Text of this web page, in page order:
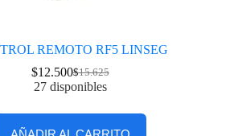
REMOTO RF5 LINSEG
$15.625
$12.500
27 disponibles